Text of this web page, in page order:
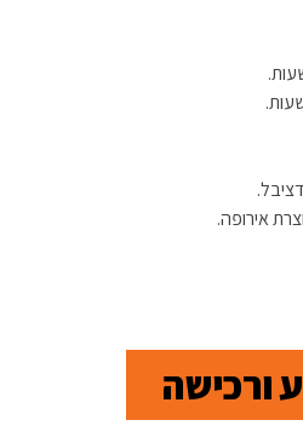
ורכישה